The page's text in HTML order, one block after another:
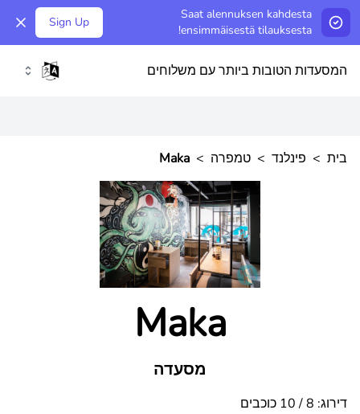
Saat alennuksen kahdesta
ensimmäisestä tilauksesta!
Sign Up
המסעדות הטובות ביותר עם משלוחים
בית > פינלנד > טמפרה >
Maka
Maka
מסעדה
דירוג: 8 / 10 כוכבים